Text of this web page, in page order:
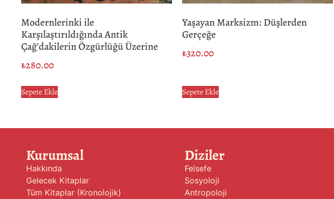
Modernlerinki ile
Karşılaştırıldığında Antik
Çağ’dakilerin Özgürlüğü Üzerine
₺280.00
Sepete Ekle
Yaşayan Marksizm: Düşlerden
Gerçeğe
₺320.00
Sepete Ekle
Kurumsal
Hakkında
Gelecek Kitaplar
Tüm Kitaplar (Kronolojik)
Diziler
Felsefe
Sosyoloji
Antropoloji